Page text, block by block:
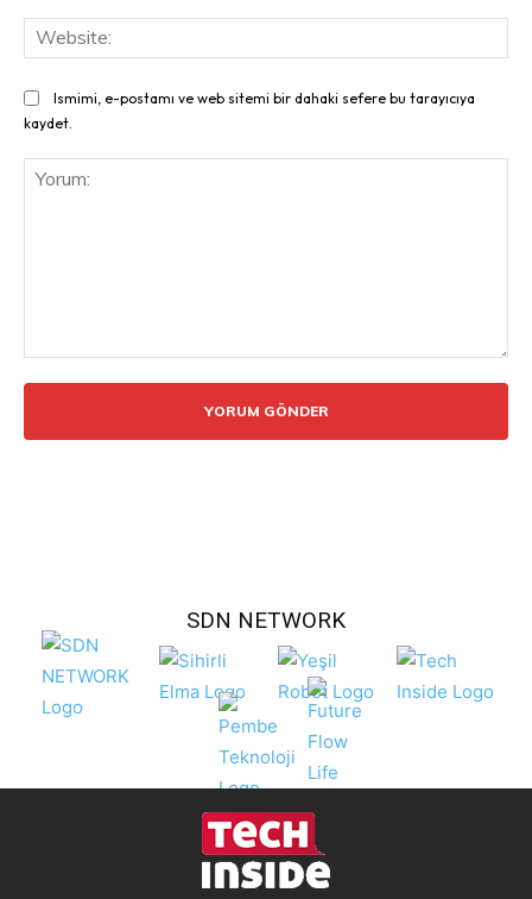
Ismimi, e-postamı ve web sitemi bir dahaki sefere bu tarayıcıya
kaydet.
SDN NETWORK